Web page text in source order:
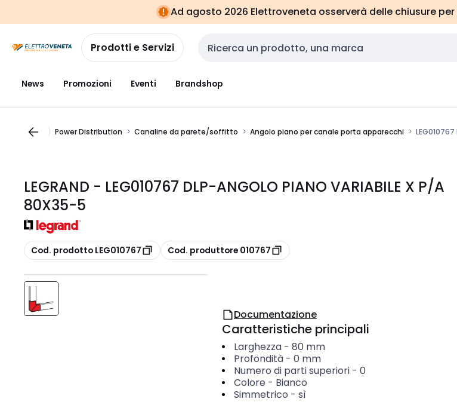
navigazionealla
pagina
Ad agosto 2026 Elettroveneta osserverà delle chiusure
Prodotti e Servizi Cerca input
News Promozioni Eventi Brandshop
Power Distribution Canaline da parete/soffitto Angolo piano per canale porta apparecchi LEG010767
LEGRAND - LEG010767 DLP-ANGOLO PIANO VARIABILE X P/A
80X35-5
copia
Cod. prodotto LEG010767 copia
Cod. produttore 010767
Documentazione
Caratteristiche principali
Larghezza- 80 mm
Profondità- 0 mm
Numero di parti superiori- 0
Colore - Bianco
Simmetrico - sì